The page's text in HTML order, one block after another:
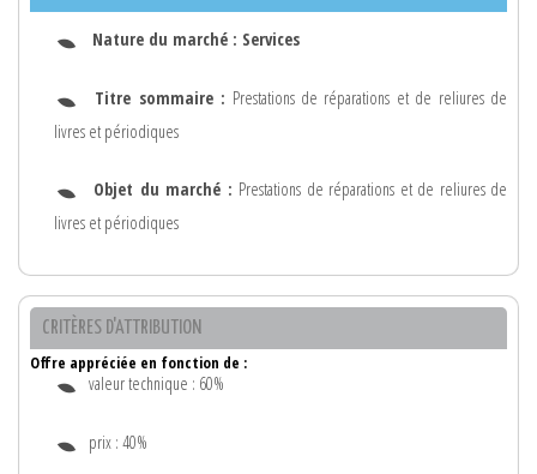
Nature du marché : Services
Titre sommaire : Prestations de réparations et de reliures de
livres et périodiques
Objet du marché : Prestations de réparations et de reliures de
livres et périodiques
CRITÈRES D'ATTRIBUTION
Offre appréciée en fonction de :
valeur technique : 60%
prix : 40%